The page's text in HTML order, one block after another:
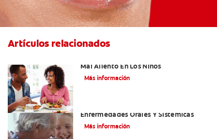
Artículos relacionados
Mal Aliento En Los Niños
Más información
Enfermedades Orales Y Sistémicas
Más información